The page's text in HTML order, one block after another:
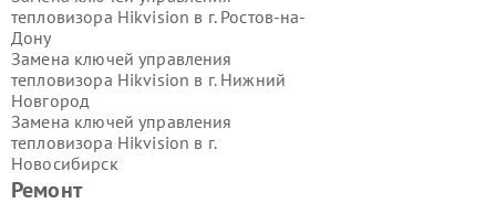
Ремонт
тепловизора Hikvision в г. Ростов-на-
Дону
Замена ключей управления
тепловизора Hikvision в г. Нижний
Новгород
Замена ключей управления
тепловизора Hikvision в г.
Новосибирск
Замена ключей управления